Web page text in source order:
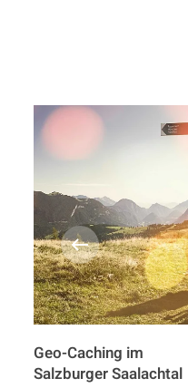
Geo-Caching im
Salzburger Saalachtal